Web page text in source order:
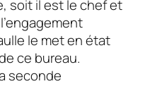
soit il est le chef et
le met en état
ce bureau.
seconde